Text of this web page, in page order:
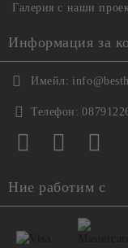
Галерия с наши
Информация за
Имейл:
Телефон:
Ние работим с